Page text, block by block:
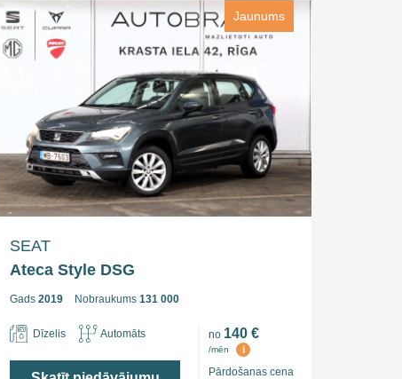
Jaunums
SEAT
Ateca Style DSG
Gads 2019 Nobraukums 131 000
Dīzelis Automāts no 140 €
/mēn
i
Pārdošanas cena